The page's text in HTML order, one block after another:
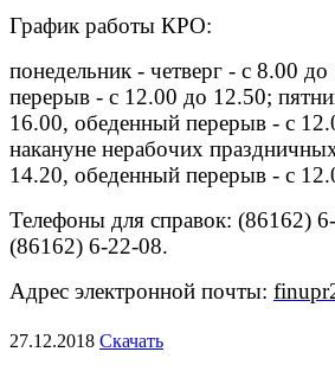
График работы КРО:
понедельник - четверг - с 8.00
перерыв - с 12.00 до 12.50;
16.00, обеденный перерыв - с
накануне нерабочих
14.20, обеденный перерыв - с
Телефоны для справок: (86162)
(86162) 6-22-08.
Адрес электронной почты:
27.12.2018 Скачать